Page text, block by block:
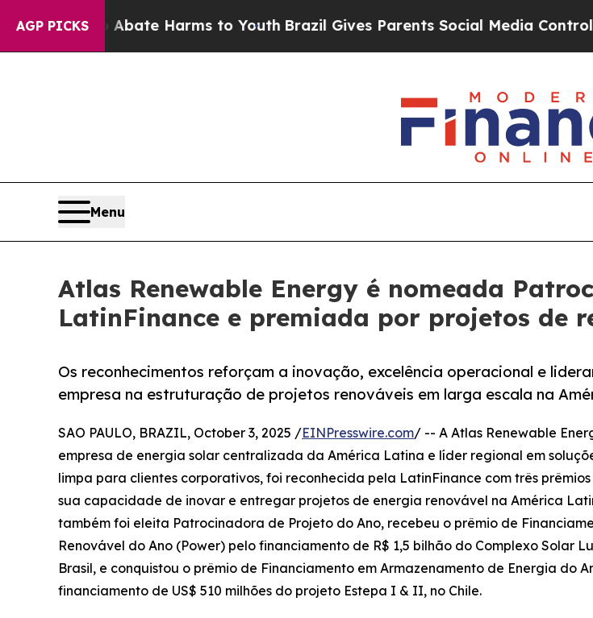
AGP PICKS
to Abate Harms to YouthBrazil Gives Parents Social Media Controls for
Menu
Atlas Renewable Energy é nomeada
LatinFinance e premiada por projetos de
Os reconhecimentos reforçam a inovação, excelência operacional e
empresa na estruturação de projetos renováveis em larga escala na
SAO PAULO, BRAZIL, October 3, 2025 /EINPresswire.com/ -- A Atlas Renewable
empresa de energia solar centralizada da América Latina e líder regional em
limpa para clientes corporativos, foi reconhecida pela LatinFinance com três
sua capacidade de inovar e entregar projetos de energia renovável na América
também foi eleita Patrocinadora de Projeto do Ano, recebeu o prêmio de
Renovável do Ano (Power) pelo financiamento de R$ 1,5 bilhão do Complexo Solar
Brasil, e conquistou o prêmio de Financiamento em Armazenamento de Energia do
financiamento de US$ 510 milhões do projeto Estepa I & II, no Chile.